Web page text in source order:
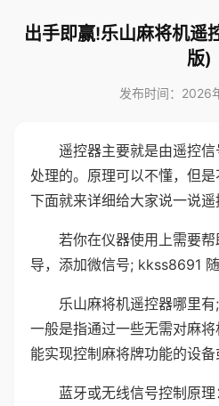
出手即赢!乐山麻将机遥
版)
发布时间：2026
遥控器主要就是由遥控
处理的。原理可以不懂，但是
下面就来详细给大家说一说遥
若你在仪器使用上需要
导，添加微信号; kkss8691 随
乐山麻将机遥控器哪里
一般是指通过一些无需对麻
能实现控制麻将牌功能的设备
蓝牙或无线信号控制原